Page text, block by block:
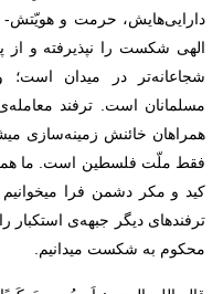
دارایی‌هایش، حرمت و
الهی شکست را نپذیرفته و از
شجاعانه‌تر در میدان است؛
مسلمانان است. ترفند
همراهان خائنش زمینه‌سازی
‌فقط ملّت فلسطین است. ما
کید و مکر دشمن فرا
ترفندهای دیگر جبهه‌ی استکبار
محکوم به شکست میدانیم